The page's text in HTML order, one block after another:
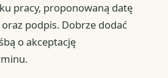
pracy, proponowaną datę
podpis. Dobrze dodać
o akceptację